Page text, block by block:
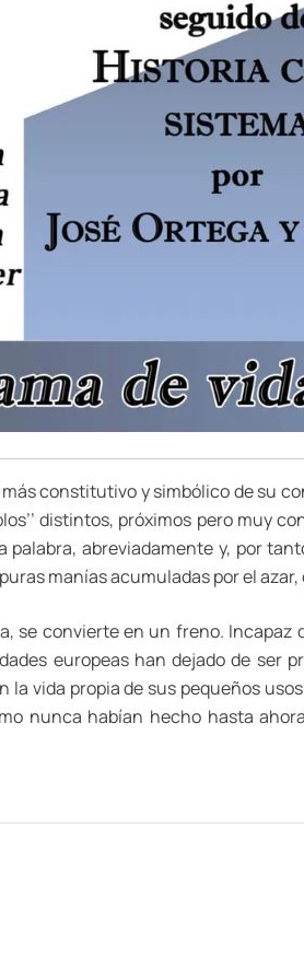
más constitutivo y simbólico de
distintos, próximos pero
palabra, abreviadamente y, por
manías acumuladas por el
se convierte en un freno.
europeas han dejado de
vida propia de sus pequeños
nunca habían hecho hasta